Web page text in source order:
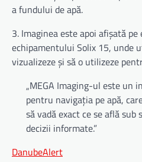
a fundului de apă.
3. Imaginea este apoi afișată
echipamentului Solix 15, unde
vizualizeze și să o utilizeze
„MEGA Imaging-ul este
pentru navigația pe apă,
să vadă exact ce se află sub
decizii informate.”
DanubeAlert